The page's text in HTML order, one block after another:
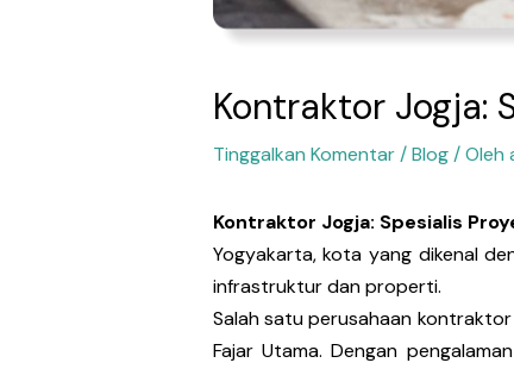
Kontraktor Jogja:
Tinggalkan Komentar /Blog/ Oleh
Kontraktor Jogja: Spesialis
Yogyakarta, kota yang dikenal
infrastruktur dan properti.
Salah satu perusahaan
Fajar Utama. Dengan